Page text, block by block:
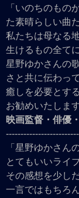
「いのちのもの
た素晴らしい曲
私たちは母なる
生けるもの全て
星野ゆかさんの
さと共に伝わっ
癒しを必要とす
お勧めいたします
映画監督・俳優
「星野ゆかさん
とてもいいライ
その感想を少しだ
一言ではもちろ